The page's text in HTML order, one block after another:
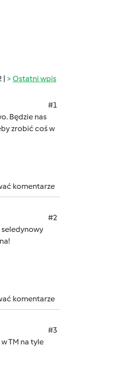
| Ostatni wpis
#1
Będzie nas
zrobić coś w
komentarze
#2
seledynowy
komentarze
#3
TM na tyle